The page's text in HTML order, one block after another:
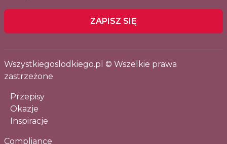
ZAPISZ SIĘ
Wszystkiegoslodkiego.pl © Wszelkie prawa
zastrzeżone
Przepisy
Okazje
Inspiracje
Compliance